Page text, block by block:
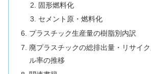
固形燃料化
セメント原・燃料化
プラスチック生産量の樹脂別内訳
廃プラスチックの総排出量・リサイ
ル率の推移